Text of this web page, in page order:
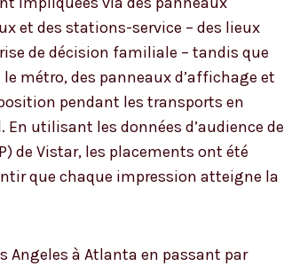
et des stations-service – des lieux
de décision familiale – tandis que
métro, des panneaux d’affichage et
pendant les transports en
utilisant les données d’audience de
de Vistar, les placements ont été
que chaque impression atteigne la
Angeles à Atlanta en passant par